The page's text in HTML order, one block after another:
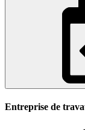
Entreprise de